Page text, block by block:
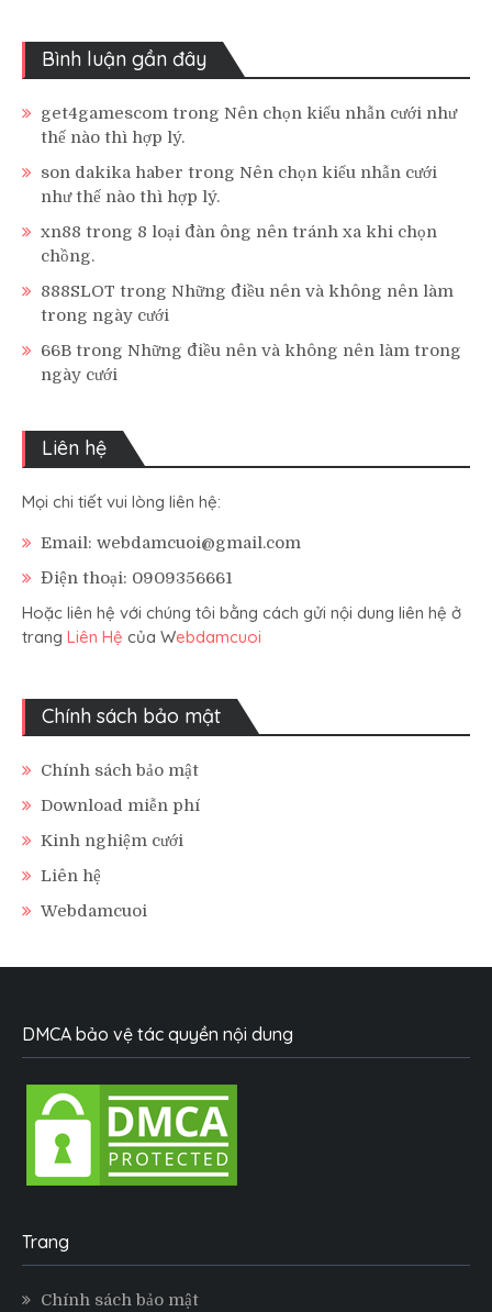
Bình luận gần đây
get4gamescom trong Nên chọn kiểu nhẫn cưới như
thế nào thì hợp lý.
son dakika haber trong Nên chọn kiểu nhẫn cưới
như thế nào thì hợp lý.
xn88 trong 8 loại đàn ông nên tránh xa khi chọn
chồng.
888SLOT trong Những điều nên và không nên làm
trong ngày cưới
66B trong Những điều nên và không nên làm trong
ngày cưới
Liên hệ
Mọi chi tiết vui lòng liên hệ:
Email: webdamcuoi@gmail.com
Điện thoại: 0909356661
Hoặc liên hệ với chúng tôi bằng cách gửi nội dung liên hệ ở
trang Liên Hệ của Webdamcuoi
Chính sách bảo mật
Chính sách bảo mật
Download miễn phí
Kinh nghiệm cưới
Liên hệ
Webdamcuoi
DMCA bảo vệ tác quyền nội dung
Trang
Chính sách bảo mật